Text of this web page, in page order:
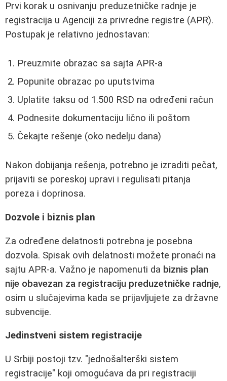
Prvi korak u osnivanju preduzetničke radnje je
registracija u Agenciji za privredne registre (APR).
Postupak je relativno jednostavan:
Preuzmite obrazac sa sajta APR-a
Popunite obrazac po uputstvima
Uplatite taksu od 1.500 RSD na određeni račun
Podnesite dokumentaciju lično ili poštom
Čekajte rešenje (oko nedelju dana)
Nakon dobijanja rešenja, potrebno je izraditi pečat,
prijaviti se poreskoj upravi i regulisati pitanja
poreza i doprinosa.
Dozvole i biznis plan
Za određene delatnosti potrebna je posebna
dozvola. Spisak ovih delatnosti možete pronaći na
sajtu APR-a. Važno je napomenuti da biznis plan
nije obavezan za registraciju preduzetničke radnje,
osim u slučajevima kada se prijavljujete za državne
subvencije.
Jedinstveni sistem registracije
U Srbiji postoji tzv. "jednošalterški sistem
registracije" koji omogućava da pri registraciji